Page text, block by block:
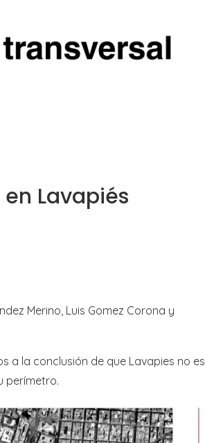
en Lavapiés
Merino, Luis Gomez Corona y
a la conclusión de que Lavapies no es
perímetro.